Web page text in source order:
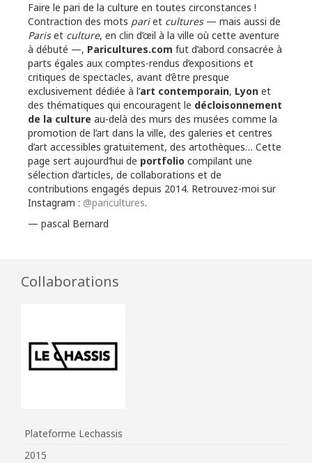
Faire le pari de la culture en toutes circonstances !
Contraction des mots pariet cultures— mais aussi de
Pariset culture, en clin d’œil à la ville où cette aventure
à débuté —, Paricultures.com fut d’abord consacrée à
parts égales aux comptes-rendus d’expositions et
critiques de spectacles, avant d’être presque
exclusivement dédiée à l’art contemporain, Lyon et
des thématiques qui encouragent le décloisonnement
de la culture au-delà des murs des musées comme la
promotion de l’art dans la ville, des galeries et centres
d’art accessibles gratuitement, des artothèques… Cette
page sert aujourd’hui de portfolio compilant une
sélection d’articles, de collaborations et de
contributions engagés depuis 2014. Retrouvez-moi sur
Instagram : @paricultures.
— pascal Bernard
Collaborations
Plateforme Lechassis
2015